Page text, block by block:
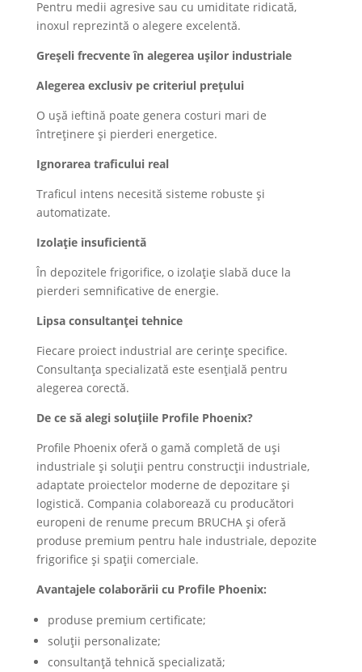
Pentru medii agresive sau cu umiditate ridicată,
inoxul reprezintă o alegere excelentă.
Greșeli frecvente în alegerea ușilor industriale
Alegerea exclusiv pe criteriul prețului
O ușă ieftină poate genera costuri mari de
întreținere și pierderi energetice.
Ignorarea traficului real
Traficul intens necesită sisteme robuste și
automatizate.
Izolație insuficientă
În depozitele frigorifice, o izolație slabă duce la
pierderi semnificative de energie.
Lipsa consultanței tehnice
Fiecare proiect industrial are cerințe specifice.
Consultanța specializată este esențială pentru
alegerea corectă.
De ce să alegi soluțiile Profile Phoenix?
Profile Phoenix oferă o gamă completă de uși
industriale și soluții pentru construcții industriale,
adaptate proiectelor moderne de depozitare și
logistică. Compania colaborează cu producători
europeni de renume precum BRUCHA și oferă
produse premium pentru hale industriale, depozite
frigorifice și spații comerciale.
Avantajele colaborării cu Profile Phoenix:
produse premium certificate;
soluții personalizate;
consultanță tehnică specializată;